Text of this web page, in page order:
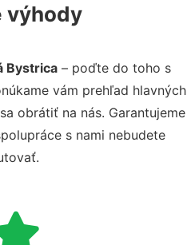
výhody
Bystrica – poďte do toho s
vám prehľad hlavných
obrátiť na nás. Garantujeme
s nami nebudete